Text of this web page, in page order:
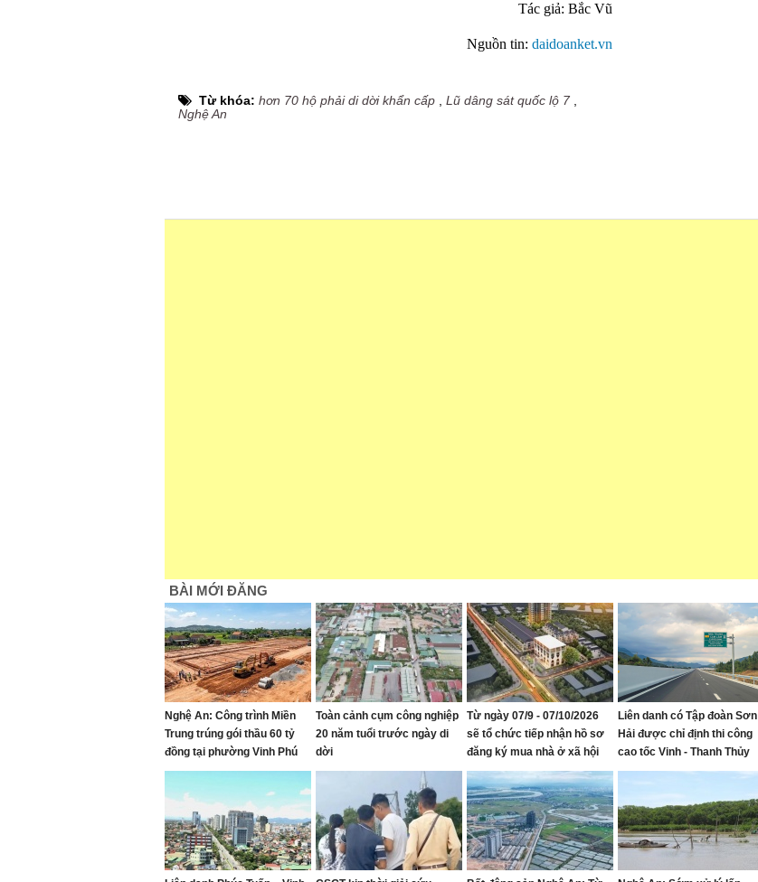
Tác giả: Bắc Vũ
Nguồn tin: daidoanket.vn
Từ khóa: hơn 70 hộ phải di dời khẩn cấp Lũ dâng sát quốc lộ 7,
Nghệ An
BÀI MỚI ĐĂNG
Nghệ An: Công trình Miền
Trung trúng gói thầu 60 tỷ
đồng tại phường Vinh Phú
Toàn cảnh cụm công nghiệp
20 năm tuổi trước ngày di
dời
Từ ngày 07/9 - 07/10/2026
sẽ tổ chức tiếp nhận hồ sơ
đăng ký mua nhà ở xã hội
tại Khu nhà ở Mỹ Thượng,
phường Vinh Lộc
Liên danh có Tập đoàn Sơn
Hải được chỉ định thi công
cao tốc Vinh - Thanh Thủy